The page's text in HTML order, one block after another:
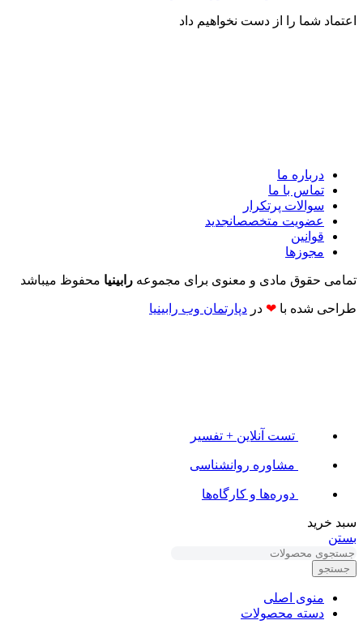
اعتماد شما را از دست نخواهیم داد
درباره ما
تماس با ما
سوالات پرتکرار
عضویت متخصصانجدید
قوانین
مجوزها
تمامی حقوق مادی و معنوی برای مجموعه رابینیا محفوظ میباشد
طراحی شده با ❤ در دپارتمان وب رابینیا​​
تست آنلاین + تفسیر
مشاوره روانشناسی
دوره‌ها و کارگاه‌ها
سبد خرید
بستن
جستجو
منوی اصلی
دسته محصولات